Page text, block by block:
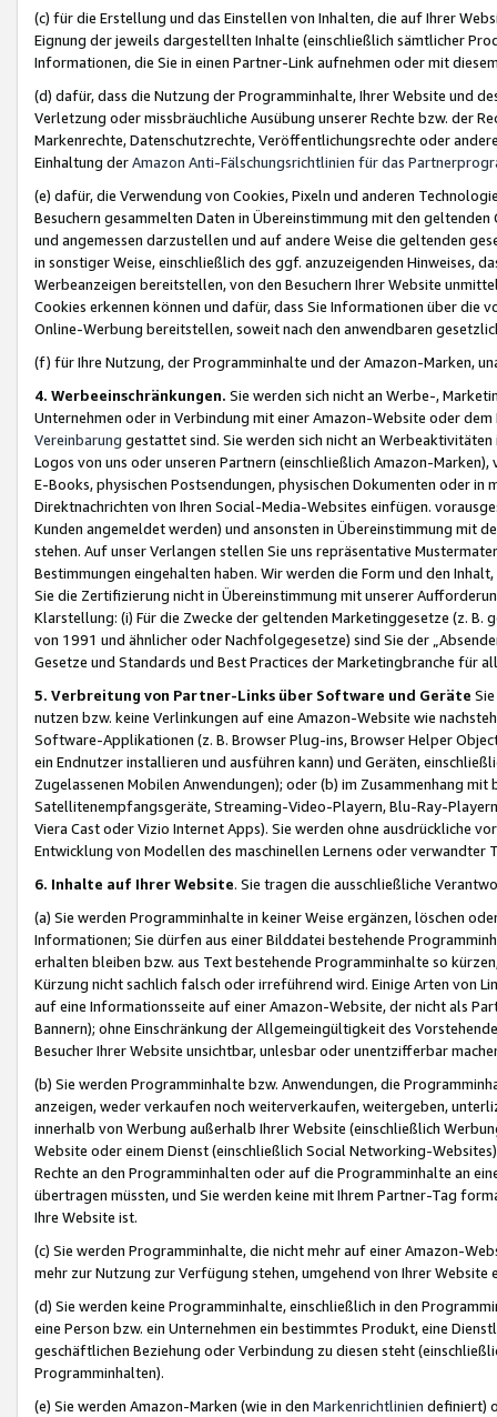
(c) für die Erstellung und das Einstellen von Inhalten, die auf Ihrer
Eignung der jeweils dargestellten Inhalte (einschließlich sämtlicher
Informationen, die Sie in einen Partner-Link aufnehmen oder mit
(d) dafür, dass die Nutzung der Programminhalte, Ihrer Website und
Verletzung oder missbräuchliche Ausübung unserer Rechte bzw. der
Markenrechte, Datenschutzrechte, Veröffentlichungsrechte oder
Einhaltung derAmazon Anti-Fälschungsrichtlinien für das
(e) dafür, die Verwendung von Cookies, Pixeln und anderen
Besuchern gesammelten Daten in Übereinstimmung mit den
und angemessen darzustellen und auf andere Weise die geltenden
in sonstiger Weise, einschließlich des ggf. anzuzeigenden Hinweises,
Werbeanzeigen bereitstellen, von den Besuchern Ihrer Website
Cookies erkennen können und dafür, dass Sie Informationen über die
Online-Werbung bereitstellen, soweit nach den anwendbaren
(f) für Ihre Nutzung, der Programminhalte und der Amazon-Marken,
4. Werbeeinschränkungen. Sie werden sich nicht an Werbe-,
Unternehmen oder in Verbindung mit einer Amazon-Website oder
Vereinbarung gestattet sind. Sie werden sich nicht an
Logos von uns oder unseren Partnern (einschließlich Amazon-
E-Books, physischen Postsendungen, physischen Dokumenten oder in
Direktnachrichten von Ihren Social-Media-Websites einfügen.
Kunden angemeldet werden) und ansonsten in Übereinstimmung mit
stehen. Auf unser Verlangen stellen Sie uns repräsentative
Bestimmungen eingehalten haben. Wir werden die Form und den
Sie die Zertifizierung nicht in Übereinstimmung mit unserer
Klarstellung: (i) Für die Zwecke der geltenden Marketinggesetze (z. B.
von 1991 und ähnlicher oder Nachfolgegesetze) sind Sie der
Gesetze und Standards und Best Practices der Marketingbranche für
5. Verbreitung von Partner-Links über Software und Geräte
nutzen bzw. keine Verlinkungen auf eine Amazon-Website wie
Software-Applikationen (z. B. Browser Plug-ins, Browser Helper
ein Endnutzer installieren und ausführen kann) und Geräten,
Zugelassenen Mobilen Anwendungen); oder (b) im Zusammenhang
Satellitenempfangsgeräte, Streaming-Video-Playern, Blu-Ray-
Viera Cast oder Vizio Internet Apps). Sie werden ohne ausdrückliche
Entwicklung von Modellen des maschinellen Lernens oder
6. Inhalte auf Ihrer Website. Sie tragen die ausschließliche
(a) Sie werden Programminhalte in keiner Weise ergänzen, löschen
Informationen; Sie dürfen aus einer Bilddatei bestehende
erhalten bleiben bzw. aus Text bestehende Programminhalte so
Kürzung nicht sachlich falsch oder irreführend wird. Einige Arten von
auf eine Informationsseite auf einer Amazon-Website, der nicht als
Bannern); ohne Einschränkung der Allgemeingültigkeit des
Besucher Ihrer Website unsichtbar, unlesbar oder unentzifferbar
(b) Sie werden Programminhalte bzw. Anwendungen, die
anzeigen, weder verkaufen noch weiterverkaufen, weitergeben,
innerhalb von Werbung außerhalb Ihrer Website (einschließlich
Website oder einem Dienst (einschließlich Social Networking-
Rechte an den Programminhalten oder auf die Programminhalte an
übertragen müssten, und Sie werden keine mit Ihrem Partner-Tag
Ihre Website ist.
(c) Sie werden Programminhalte, die nicht mehr auf einer Amazon-
mehr zur Nutzung zur Verfügung stehen, umgehend von Ihrer
(d) Sie werden keine Programminhalte, einschließlich in den
eine Person bzw. ein Unternehmen ein bestimmtes Produkt, eine
geschäftlichen Beziehung oder Verbindung zu diesen steht
Programminhalten).
(e) Sie werden Amazon-Marken (wie in den Markenrichtlinien definiert)